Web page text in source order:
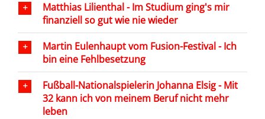
Matthias Lilienthal - Im Studium ging's mir
finanziell so gut wie nie wieder
Martin Eulenhaupt vom Fusion-Festival - Ich
bin eine Fehlbesetzung
Fußball-Nationalspielerin Johanna Elsig - Mit
32 kann ich von meinem Beruf nicht mehr
leben